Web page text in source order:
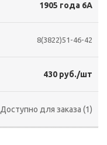
1905 года 6А
8(3822)51-46-42
430 руб./шт
Доступно для заказа (1)